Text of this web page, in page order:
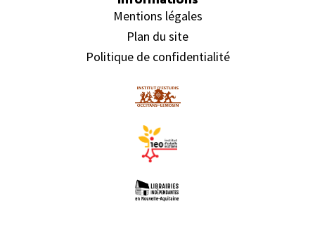
Mentions légales
Plan du site
Politique de confidentialité